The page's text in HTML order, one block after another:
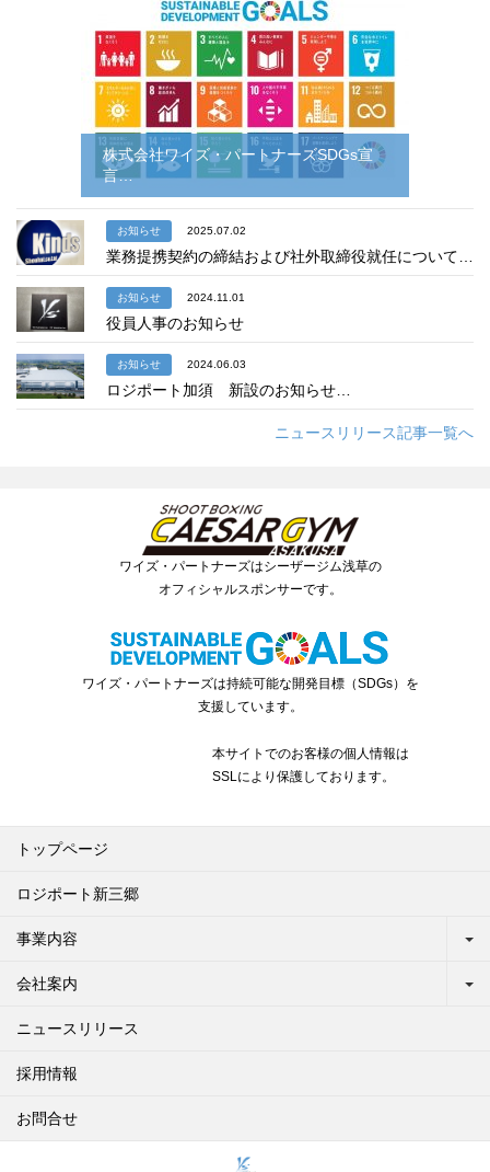
株式会社ワイズ・パートナーズSDGs宣
言…
お知らせ 2025.07.02
業務提携契約の締結および社外取締役就任について…
お知らせ 2024.11.01
役員人事のお知らせ
お知らせ 2024.06.03
ロジポート加須 新設のお知らせ…
ニュースリリース記事一覧へ
ワイズ・パートナーズはシーザージム浅草の
オフィシャルスポンサーです。
ワイズ・パートナーズは持続可能な開発目標（SDGs）を
支援しています。
本サイトでのお客様の個人情報は
SSLにより保護しております。
トップページ
ロジポート新三郷
事業内容
会社案内
ニュースリリース
採用情報
お問合せ